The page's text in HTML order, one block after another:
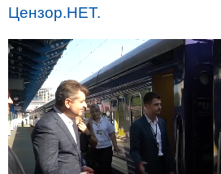
Цензор.НЕТ.